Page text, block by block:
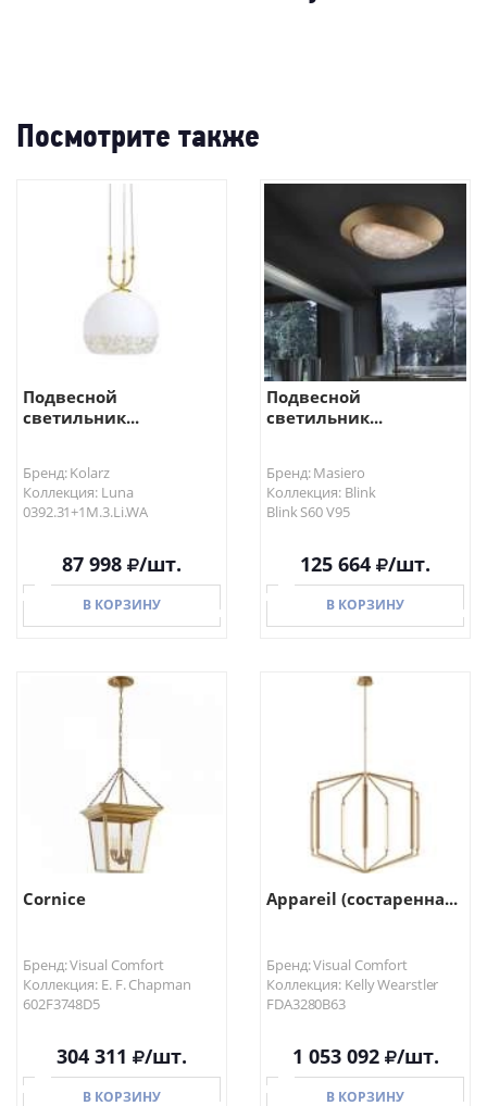
-
Посмотрите также
Подвесной
светильник...
Бренд: Kolarz
Коллекция: Luna
0392.31+1M.3.Li.WA
87 998 /шт.
В КОРЗИНУ
В КОРЗИНУ
Подвесной
светильник...
Бренд: Masiero
Коллекция: Blink
Blink S60 V95
125 664 /шт.
В КОРЗИНУ
Cornice
Бренд: Visual Comfort
Коллекция: E. F. Chapman
602F3748D5
304 311 /шт.
В КОРЗИНУ
Appareil (состаренна...
Бренд: Visual Comfort
Коллекция: Kelly Wearstler
FDA3280B63
1 053 092 /шт.
В КОРЗИНУ